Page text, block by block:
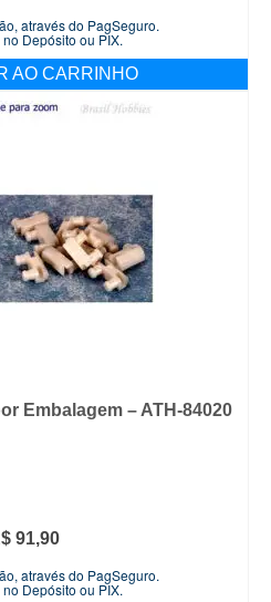
através do PagSeguro.
no Depósito ou PIX.
AO CARRINHO
Embalagem – ATH-84020
91,90
através do PagSeguro.
no Depósito ou PIX.